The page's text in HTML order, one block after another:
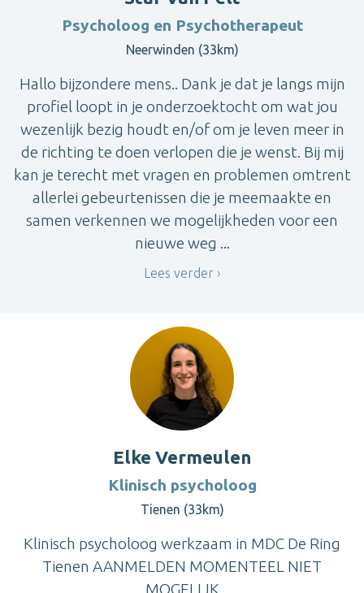
Psycholoog en Psychotherapeut
Neerwinden (33km)
Hallo bijzondere mens.. Dank je dat je langs mijn
profiel loopt in je onderzoektocht om wat jou
wezenlijk bezig houdt en/of om je leven meer in
de richting te doen verlopen die je wenst. Bij mij
kan je terecht met vragen en problemen omtrent
allerlei gebeurtenissen die je meemaakte en
samen verkennen we mogelijkheden voor een
nieuwe weg ...
Lees verder
Elke Vermeulen
Klinisch psycholoog
Tienen (33km)
Klinisch psycholoog werkzaam in MDC De Ring
Tienen AANMELDEN MOMENTEEL NIET
MOGELIJK